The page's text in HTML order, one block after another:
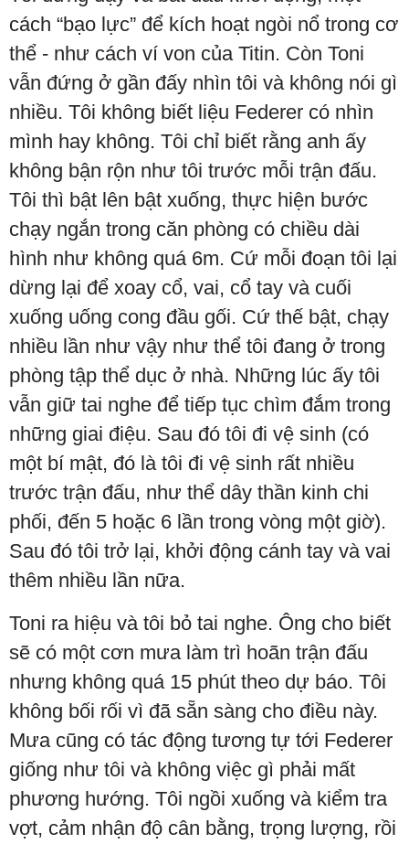
cách “bạo lực” để kích hoạt ngòi nổ trong cơ
thể - như cách ví von của Titin. Còn Toni
vẫn đứng ở gần đấy nhìn tôi và không nói gì
nhiều. Tôi không biết liệu Federer có nhìn
mình hay không. Tôi chỉ biết rằng anh ấy
không bận rộn như tôi trước mỗi trận đấu.
Tôi thì bật lên bật xuống, thực hiện bước
chạy ngắn trong căn phòng có chiều dài
hình như không quá 6m. Cứ mỗi đoạn tôi lại
dừng lại để xoay cổ, vai, cổ tay và cuối
xuống uống cong đầu gối. Cứ thế bật, chạy
nhiều lần như vậy như thể tôi đang ở trong
phòng tập thể dục ở nhà. Những lúc ấy tôi
vẫn giữ tai nghe để tiếp tục chìm đắm trong
những giai điệu. Sau đó tôi đi vệ sinh (có
một bí mật, đó là tôi đi vệ sinh rất nhiều
trước trận đấu, như thể dây thần kinh chi
phối, đến 5 hoặc 6 lần trong vòng một giờ).
Sau đó tôi trở lại, khởi động cánh tay và vai
thêm nhiều lần nữa.
Toni ra hiệu và tôi bỏ tai nghe. Ông cho biết
sẽ có một cơn mưa làm trì hoãn trận đấu
nhưng không quá 15 phút theo dự báo. Tôi
không bối rối vì đã sẵn sàng cho điều này.
Mưa cũng có tác động tương tự tới Federer
giống như tôi và không việc gì phải mất
phương hướng. Tôi ngồi xuống và kiểm tra
vợt, cảm nhận độ cân bằng, trọng lượng, rồi